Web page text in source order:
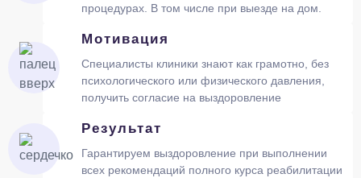
процедурах. В том числе при выезде на дом.
Мотивация
Специалисты клиники знают как грамотно, без
психологического или физического давления,
получить согласие на выздоровление
Результат
Гарантируем выздоровление при выполнении
всех рекомендаций полного курса реабилитации